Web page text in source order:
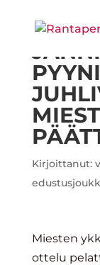
Kirjoittanut:
Miesten
ottelu